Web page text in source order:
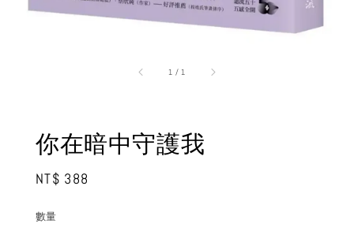
1 / 1
你在暗中守護我
Regular
NT$ 388
數量